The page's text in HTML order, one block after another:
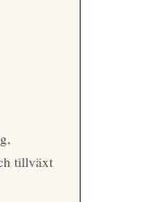
tillväxt